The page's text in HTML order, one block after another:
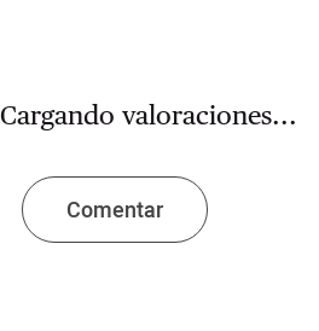
Cargando valoraciones...
Comentar